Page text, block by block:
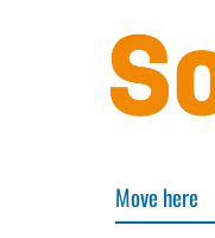
Move here